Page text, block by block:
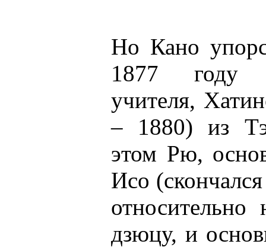
Но Кано
1877 году
учителя,
– 1880) из
этом Рю,
Исо
дзюцу, и